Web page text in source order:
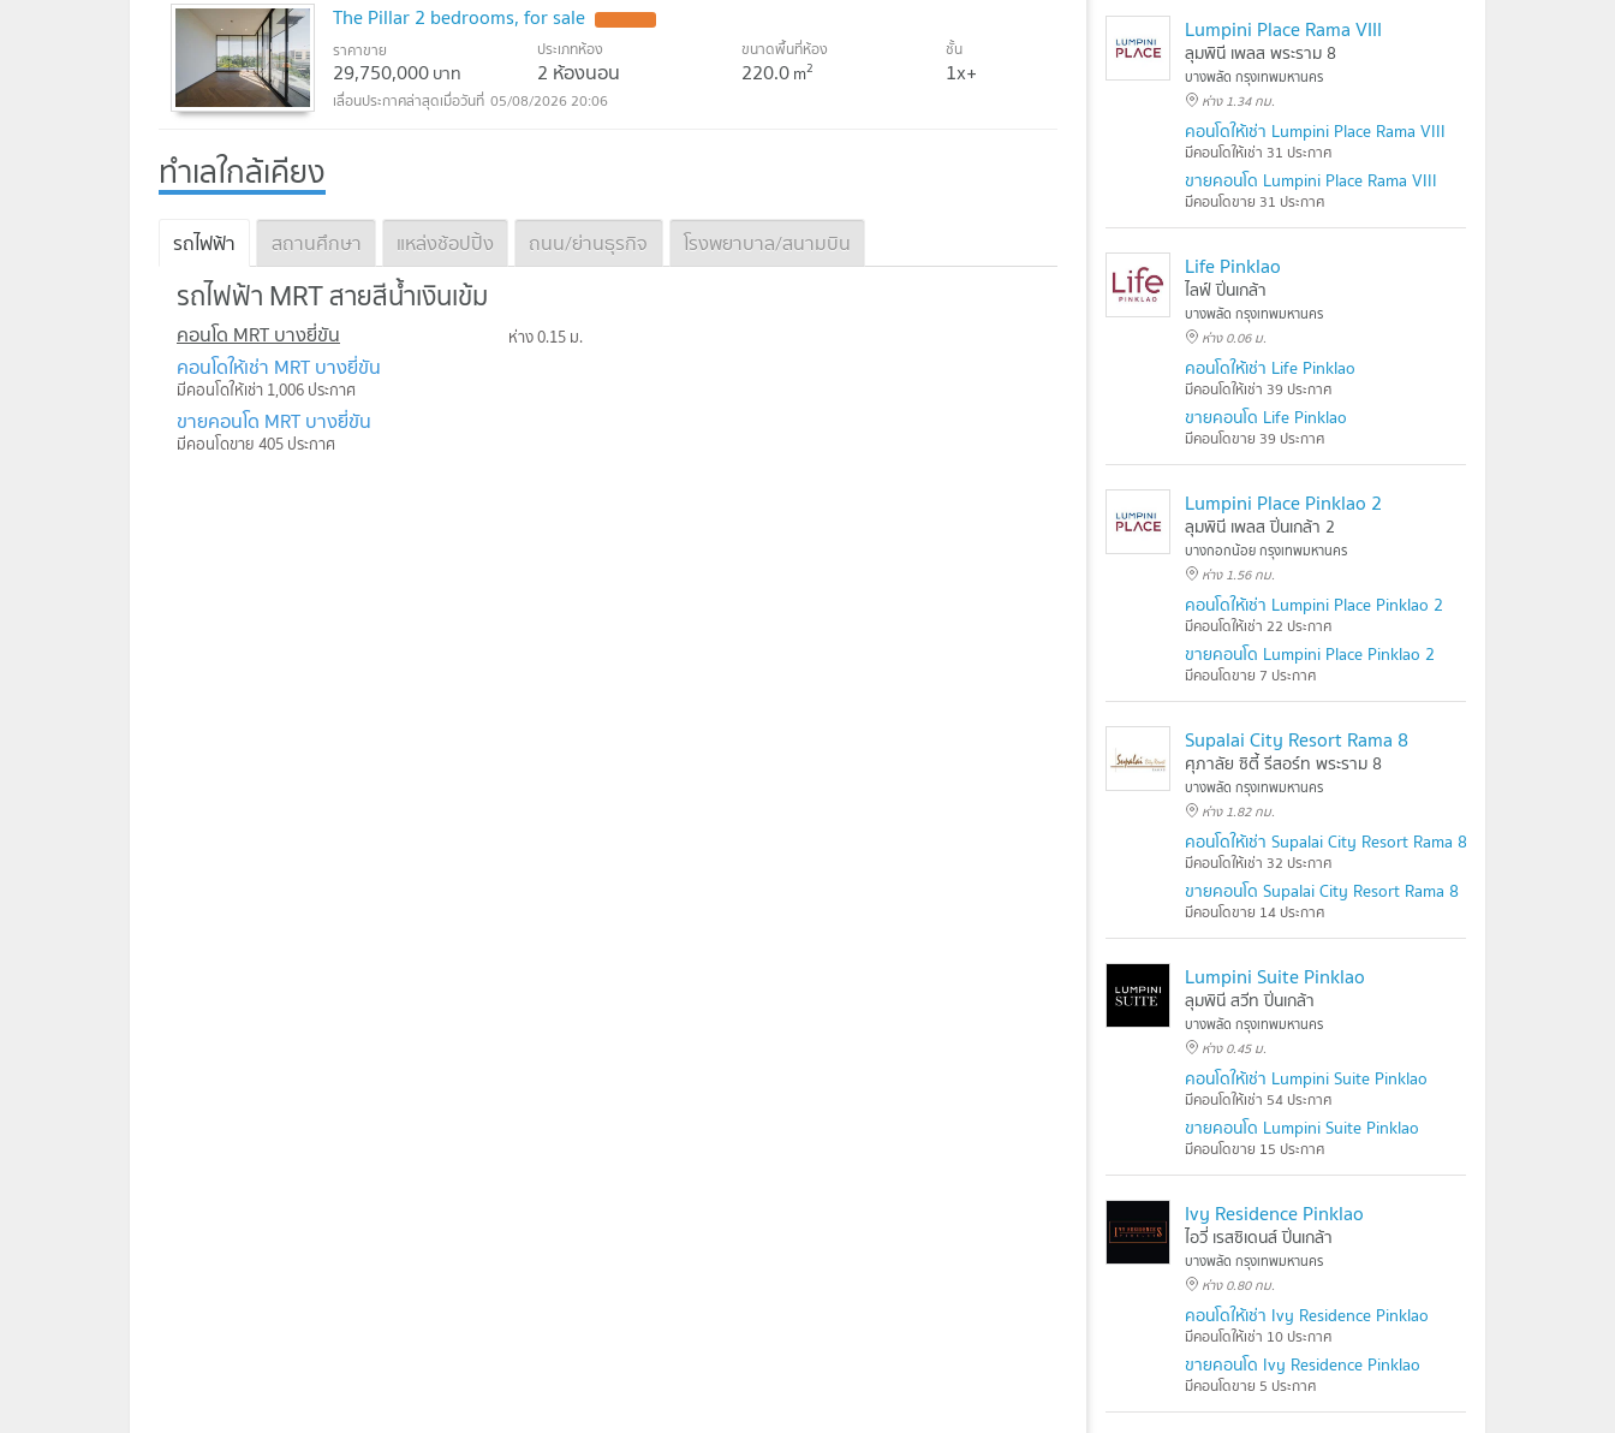
The Pillar 2 bedrooms, for sale
ราคาขาย
29,750,000บาท
ประเภทห้อง
2 ห้องนอน
ขนาดพื้นที่ห้อง
220.0m2
ชั้น
1x+
05/08/2026 20:06
ทำเลใกล้เคียง
รถไฟฟ้า สถานศึกษา แหล่งช้อปปิ้ง ถนน/ย่านธุรกิจ โรงพยาบาล/สนามบิน
รถไฟฟ้า MRT สายสีน้ำเงินเข้ม
คอนโด MRT บางยี่ขัน ห่าง 0.15 ม.
คอนโดให้เช่า MRT บางยี่ขัน
มีคอนโดให้เช่า 1,006 ประกาศ
ขายคอนโด MRT บางยี่ขัน
มีคอนโดขาย 405 ประกาศ
Lumpini Place Rama VIII
ลุมพินี เพลส พระราม 8
บางพลัด กรุงเทพมหานคร
ห่าง 1.34 กม.
คอนโดให้เช่า Lumpini Place Rama VIII
มีคอนโดให้เช่า 31 ประกาศ
ขายคอนโด Lumpini Place Rama VIII
มีคอนโดขาย 31 ประกาศ
Life Pinklao
ไลฟ์ ปิ่นเกล้า
บางพลัด กรุงเทพมหานคร
ห่าง 0.06 ม.
คอนโดให้เช่า Life Pinklao
มีคอนโดให้เช่า 39 ประกาศ
ขายคอนโด Life Pinklao
มีคอนโดขาย 39 ประกาศ
Lumpini Place Pinklao 2
ลุมพินี เพลส ปิ่นเกล้า 2
บางกอกน้อย กรุงเทพมหานคร
ห่าง 1.56 กม.
คอนโดให้เช่า Lumpini Place Pinklao 2
มีคอนโดให้เช่า 22 ประกาศ
ขายคอนโด Lumpini Place Pinklao 2
มีคอนโดขาย 7 ประกาศ
Supalai City Resort Rama 8
ศุภาลัย ซิตี้ รีสอร์ท พระราม 8
บางพลัด กรุงเทพมหานคร
ห่าง 1.82 กม.
คอนโดให้เช่า Supalai City Resort Rama 8
มีคอนโดให้เช่า 32 ประกาศ
ขายคอนโด Supalai City Resort Rama 8
มีคอนโดขาย 14 ประกาศ
Lumpini Suite Pinklao
ลุมพินี สวีท ปิ่นเกล้า
บางพลัด กรุงเทพมหานคร
ห่าง 0.45 ม.
คอนโดให้เช่า Lumpini Suite Pinklao
มีคอนโดให้เช่า 54 ประกาศ
ขายคอนโด Lumpini Suite Pinklao
มีคอนโดขาย 15 ประกาศ
Ivy Residence Pinklao
ไอวี่ เรสซิเดนส์ ปิ่นเกล้า
บางพลัด กรุงเทพมหานคร
ห่าง 0.80 กม.
คอนโดให้เช่า Ivy Residence Pinklao
มีคอนโดให้เช่า 10 ประกาศ
ขายคอนโด Ivy Residence Pinklao
มีคอนโดขาย 5 ประกาศ